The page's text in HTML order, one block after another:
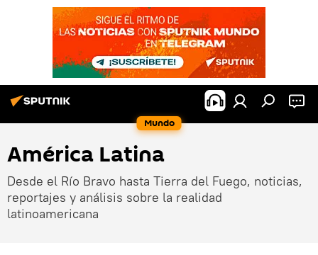
Mundo
América Latina
Desde el Río Bravo hasta Tierra del Fuego, noticias,
reportajes y análisis sobre la realidad
latinoamericana